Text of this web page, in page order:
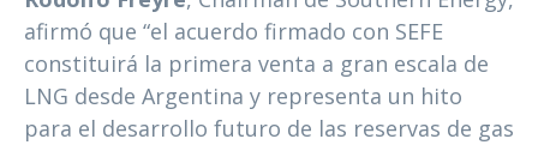
afirmó que “el acuerdo firmado con SEFE
constituirá la primera venta a gran escala de
LNG desde Argentina y representa un hito
para el desarrollo futuro de las reservas de gas